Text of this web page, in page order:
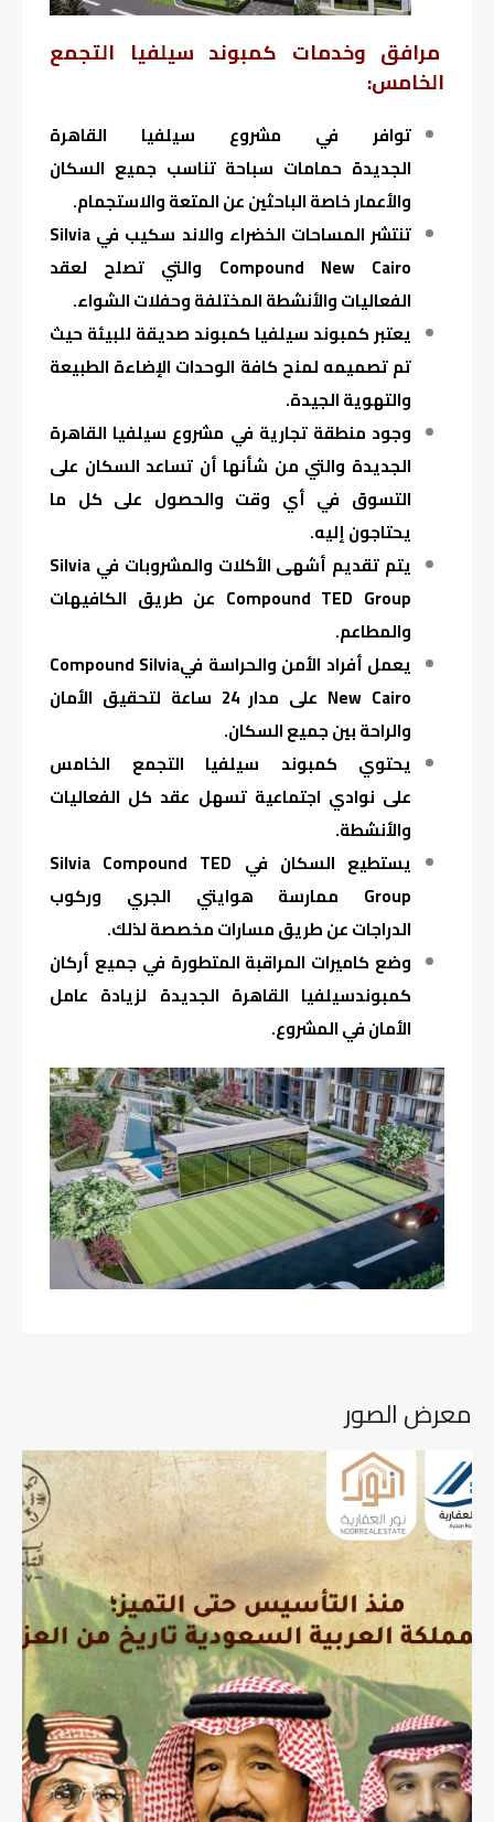
مرافق وخدمات كمبوند سيلفيا التجمع
الخامس:
توافر في مشروع سيلفيا القاهرة
الجديدة حمامات سباحة تناسب جميع السكان
والأعمار خاصة الباحثين عن المتعة والاستجمام.
تنتشر المساحات الخضراء والاند سكيب في Silvia
Compound New Cairo والتي تصلح لعقد
الفعاليات والأنشطة المختلفة وحفلات الشواء.
يعتبر كمبوند سيلفيا كمبوند صديقة للبيئة حيث
تم تصميمه لمنح كافة الوحدات الإضاءة الطبيعة
والتهوية الجيدة.
وجود منطقة تجارية في مشروع سيلفيا القاهرة
الجديدة والتي من شأنها أن تساعد السكان على
التسوق في أي وقت والحصول على كل ما
يحتاجون إليه.
يتم تقديم أشهى الأكلات والمشروبات في Silvia
Compound TED Group عن طريق الكافيهات
والمطاعم.
يعمل أفراد الأمن والحراسة فيCompound Silvia
New Cairo على مدار 24 ساعة لتحقيق الأمان
والراحة بين جميع السكان.
يحتوي كمبوند سيلفيا التجمع الخامس
على نوادي اجتماعية تسهل عقد كل الفعاليات
والأنشطة.
يستطيع السكان في Silvia Compound TED
Group ممارسة هوايتي الجري وركوب
الدراجات عن طريق مسارات مخصصة لذلك.
وضع كاميرات المراقبة المتطورة في جميع أركان
كمبوندسيلفيا القاهرة الجديدة لزيادة عامل
الأمان في المشروع.
معرض الصور